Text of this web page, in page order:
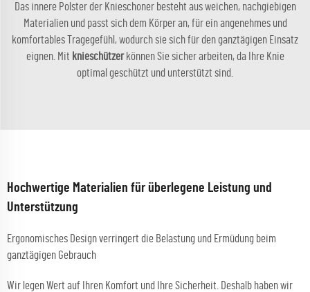
Das innere Polster der Knieschoner besteht aus weichen, nachgiebigen
Materialien und passt sich dem Körper an, für ein angenehmes und
komfortables Tragegefühl, wodurch sie sich für den ganztägigen Einsatz
eignen. Mit knieschützer können Sie sicher arbeiten, da Ihre Knie
optimal geschützt und unterstützt sind.
Hochwertige Materialien für überlegene Leistung und
Unterstützung
Ergonomisches Design verringert die Belastung und Ermüdung beim
ganztägigen Gebrauch
Wir legen Wert auf Ihren Komfort und Ihre Sicherheit. Deshalb haben wir